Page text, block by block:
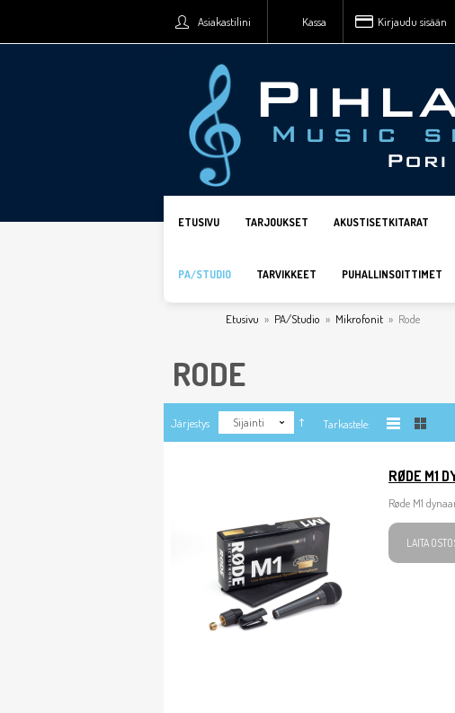
Asiakastilini Kassa Kirjaudu sisään
ETUSIVU TARJOUKSET AKUSTISETKITARAT
PA/STUDIO TARVIKKEET PUHALLINSOITTIMET
Etusivu » PA/Studio » Mikrofonit » Rode
RODE
Järjestys Sijainti Tarkastele:
RØDE M1
Røde M1
LAITA